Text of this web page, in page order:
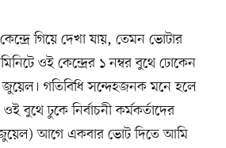
গিয়ে দেখা যায়, তেমন ভোটার
ওই কেন্দ্রের ১ নম্বর বুথে ঢোকেন
গতিবিধি সন্দেহজনক মনে হলে
বুথে ঢুকে নির্বাচনী কর্মকর্তাদের
আগে একবার ভোট দিতে আমি